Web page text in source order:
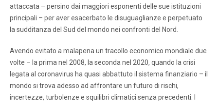
attaccata – persino dai maggiori esponenti delle sue istituzioni
principali – per aver esacerbato le disuguaglianze e perpetuato
la sudditanza del Sud del mondo nei confronti del Nord.
Avendo evitato a malapena un tracollo economico mondiale due
volte – la prima nel 2008, la seconda nel 2020, quando la crisi
legata al coronavirus ha quasi abbattuto il sistema finanziario – il
mondo si trova adesso ad affrontare un futuro di rischi,
incertezze, turbolenze e squilibri climatici senza precedenti. I